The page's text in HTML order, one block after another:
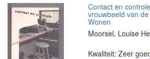
Contact en
vrouwbeeld van
Wonen
Moorsel, Louise
Kwaliteit: Zeer